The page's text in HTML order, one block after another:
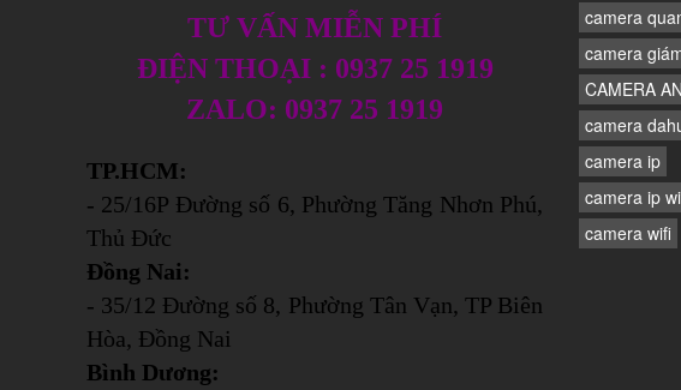
TƯ VẤN MIỄN PHÍ
ĐIỆN THOẠI : 0937 25 1919
ZALO: 0937 25 1919
TP.HCM:
- 25/16P Đường số 6, Phường Tăng Nhơn Phú,
Thủ Đức
Đồng Nai:
- 35/12 Đường số 8, Phường Tân Vạn, TP Biên
Hòa, Đồng Nai
Bình Dương:
camera
camera
CAMERA
camera
camera ip
camera ip
camera wifi